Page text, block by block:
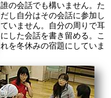
誰の会話でも構いません。た
だし自分はその会話に参加し
ていません。自分の周りで耳
にした会話を書き留める。こ
れを冬休みの宿題にしていま